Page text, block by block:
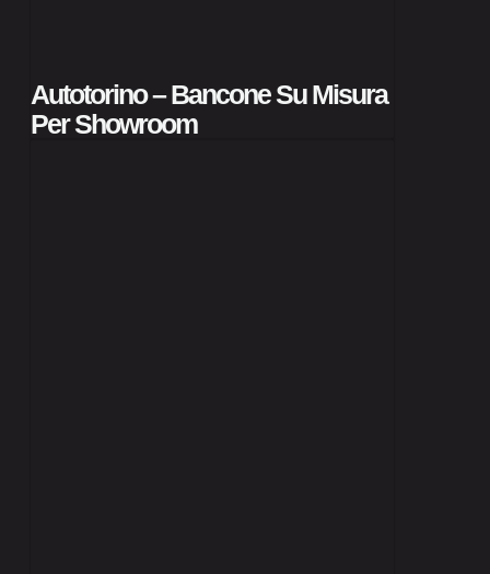
Autotorino – Bancone Su Misura
Per Showroom